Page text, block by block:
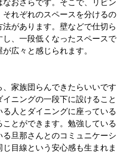
おさらです。そこで、リビン
れぞれのスペースを分けるの
があります。壁などで仕切ら
、一段低くなったスペースで
広々と感じられます。
家族団らんできたらいいです
ニングの一段下に設けること
人とダイニングに座っている
とができます。勉強している
旦那さんとのコミュニケーシ
目線という安心感も生まれま